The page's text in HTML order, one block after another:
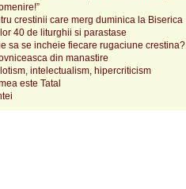
crestinii care merg duminica la Biserica
40 de liturghii si parastase
sa se incheie fiecare rugaciune crestina?
din manastire
intelectualism, hipercriticism
este Tatal